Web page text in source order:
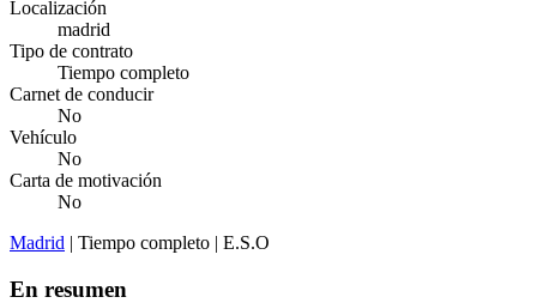
Localización
madrid
Tipo de contrato
Tiempo completo
Carnet de conducir
No
Vehículo
No
Carta de motivación
No
Madrid | Tiempo completo | E.S.O
En resumen